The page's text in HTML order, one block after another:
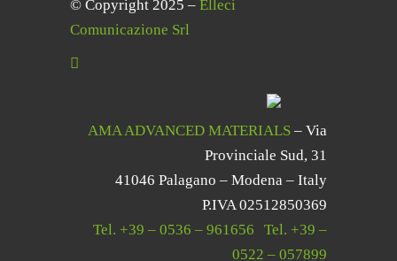
© Copyright 2025 – Elleci
Comunicazione Srl
AMA ADVANCED MATERIALS – Via
Provinciale Sud, 31
41046 Palagano – Modena – Italy
P.IVA 02512850369
Tel. +39 – 0536 – 961656 Tel. +39 –
0522 – 057899